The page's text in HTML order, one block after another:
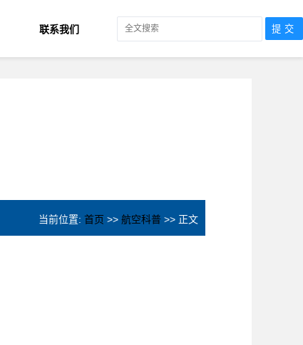
联系我们
当前位置: 首页 >> 航空科普 >> 正文